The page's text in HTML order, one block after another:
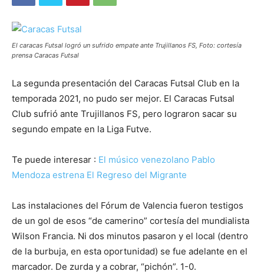
El caracas Futsal logró un sufrido empate ante Trujillanos FS, Foto: cortesía
prensa Caracas Futsal
La segunda presentación del Caracas Futsal Club en la
temporada 2021, no pudo ser mejor. El Caracas Futsal
Club sufrió ante Trujillanos FS, pero lograron sacar su
segundo empate en la Liga Futve.
Te puede interesar : El músico venezolano Pablo
Mendoza estrena El Regreso del Migrante
Las instalaciones del Fórum de Valencia fueron testigos
de un gol de esos “de camerino” cortesía del mundialista
Wilson Francia. Ni dos minutos pasaron y el local (dentro
de la burbuja, en esta oportunidad) se fue adelante en el
marcador. De zurda y a cobrar, “pichón”. 1-0.